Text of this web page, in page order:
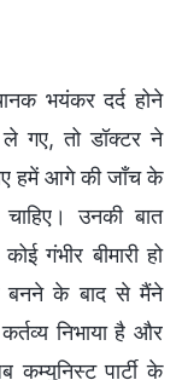
भयंकर दर्द होने
गए, तो डॉक्टर ने
हमें आगे की जाँच के
उनकी बात
गंभीर बीमारी हो
बनने के बाद से मैंने
निभाया है और
पार्टी के